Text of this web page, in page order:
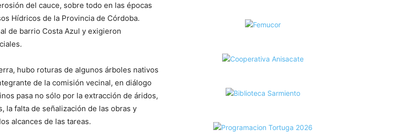
del cauce, sobre todo en las épocas
Hídricos de la Provincia de Córdoba.
de barrio Costa Azul y exigieron
hubo roturas de algunos árboles nativos
de la comisión vecinal, en diálogo
pasa no sólo por la extracción de áridos,
la falta de señalización de las obras y
alcances de las tareas.